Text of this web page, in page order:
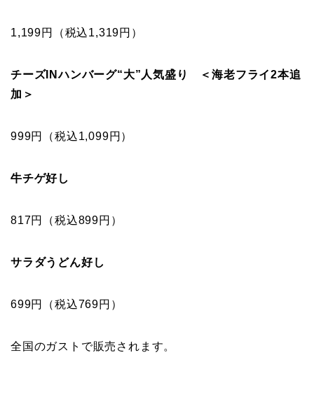
1,199円（税込1,319円）
チーズINハンバーグ“大”人気盛り ＜海老フライ2本追
加＞
999円（税込1,099円）
牛チゲ好し
817円（税込899円）
サラダうどん好し
699円（税込769円）
全国のガストで販売されます。